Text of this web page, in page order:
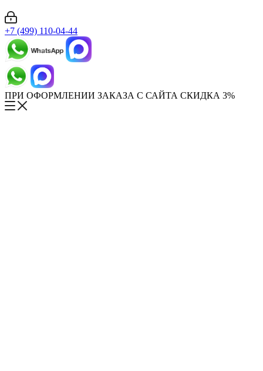
+7 (499) 110-04-44
ПРИ ОФОРМЛЕНИИ ЗАКАЗА С САЙТА СКИДКА 3%